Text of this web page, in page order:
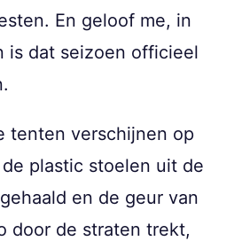
En geloof me, in
is dat seizoen officieel
tenten verschijnen op
plastic stoelen uit de
en de geur van
door de straten trekt,